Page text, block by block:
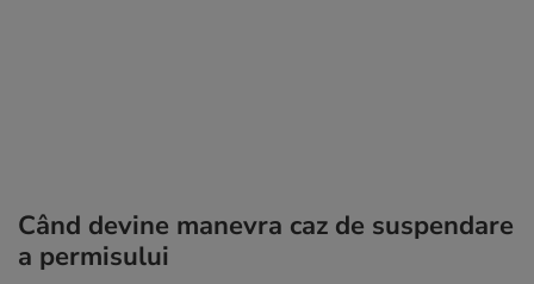
Când devine manevra caz de suspendare
a permisului